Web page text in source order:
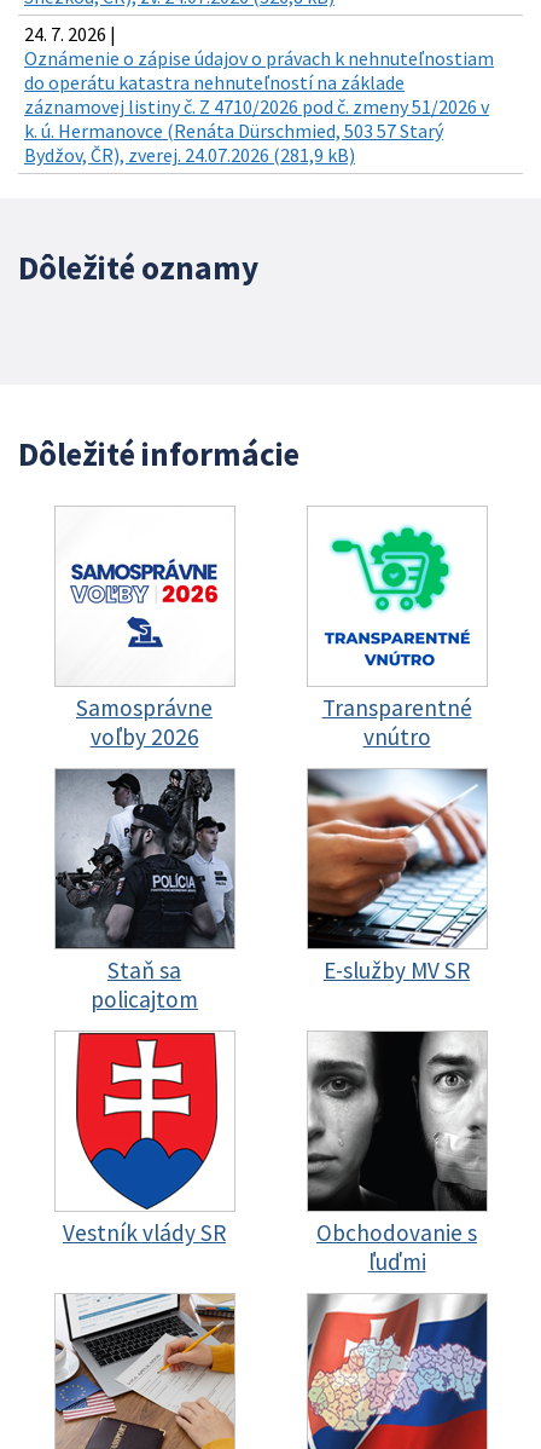
24. 7. 2026 |
Oznámenie o zápise údajov o právach k nehnuteľnostiam
do operátu katastra nehnuteľností na základe
záznamovej listiny č. Z 4710/2026 pod č. zmeny 51/2026 v
k. ú. Hermanovce (Renáta Dürschmied, 503 57 Starý
Bydžov, ČR), zverej. 24.07.2026 (281,9 kB)
Dôležité oznamy
Dôležité informácie
Samosprávne
voľby 2026
Transparentné
vnútro
Staň sa
policajtom
E-služby MV SR
Vestník vlády SR
Obchodovanie s
ľuďmi